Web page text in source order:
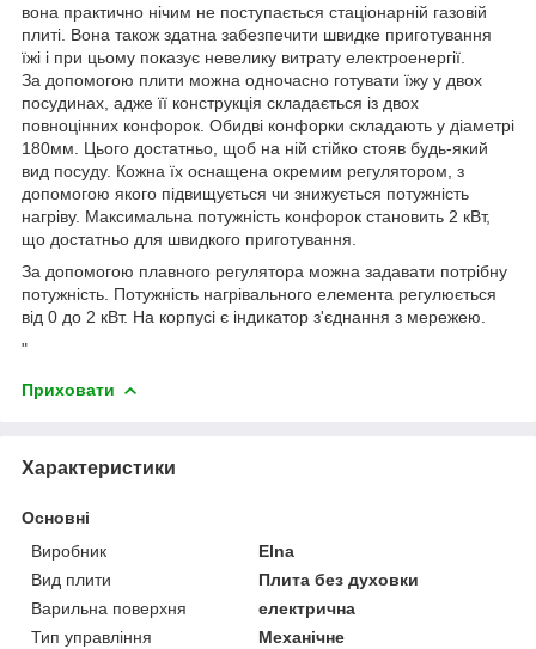
вона практично нічим не поступається стаціонарній газовій
плиті. Вона також здатна забезпечити швидке приготування
їжі і при цьому показує невелику витрату електроенергії.
За допомогою плити можна одночасно готувати їжу у двох
посудинах, адже її конструкція складається із двох
повноцінних конфорок. Обидві конфорки складають у діаметрі
180мм. Цього достатньо, щоб на ній стійко стояв будь-який
вид посуду. Кожна їх оснащена окремим регулятором, з
допомогою якого підвищується чи знижується потужність
нагріву. Максимальна потужність конфорок становить 2 кВт,
що достатньо для швидкого приготування.
За допомогою плавного регулятора можна задавати потрібну
потужність. Потужність нагрівального елемента регулюється
від 0 до 2 кВт. На корпусі є індикатор з'єднання з мережею.
"
Приховати
Характеристики
Основні
Виробник
Elna
Вид плити
Плита без духовки
Варильна поверхня
електрична
Тип управління
Механічне